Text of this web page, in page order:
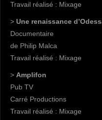
Travail réalisé : Mixage
> Une renaissance
Documentaire
de Philip Malca
Travail réalisé : Mixage
> Amplifon
Pub TV
Carré Productions
Travail réalisé : Mixage